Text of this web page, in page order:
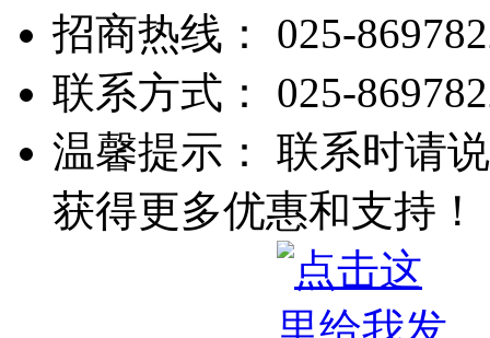
招商热线： 025-
联系方式： 025-
温馨提示： 联系时请
获得更多优惠和支持！